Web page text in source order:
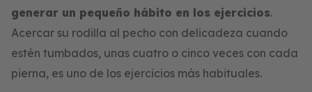
generar un pequeño hábito en los ejercicios.
Acercar su rodilla al pecho con delicadeza cuando
estén tumbados, unas cuatro o cinco veces con cada
pierna, es uno de los ejercicios más habituales.